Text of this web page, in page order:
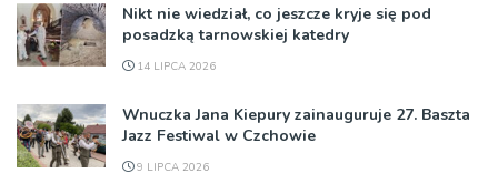
Nikt nie wiedział, co jeszcze kryje się pod
posadzką tarnowskiej katedry
14 LIPCA 2026
Wnuczka Jana Kiepury zainauguruje 27. Baszta
Jazz Festiwal w Czchowie
9 LIPCA 2026